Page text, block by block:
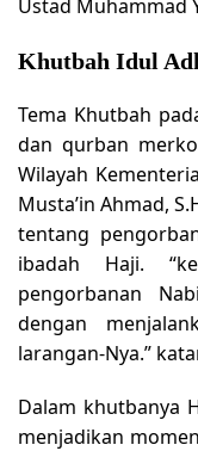
Ustad Muhammad
Khutbah Idul
Tema Khutbah
dan qurban
Wilayah
Musta’in Ahmad,
tentang
ibadah Haji.
pengorbanan
dengan
larangan-Nya.”
Dalam khutbanya
menjadikan